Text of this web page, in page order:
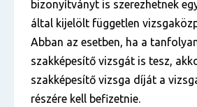
bizonyítványt is szerezhetnek
által kijelölt független
Abban az esetben, ha a
szakképesítő vizsgát is tesz,
szakképesítő vizsga díját a
részére kell befizetnie.